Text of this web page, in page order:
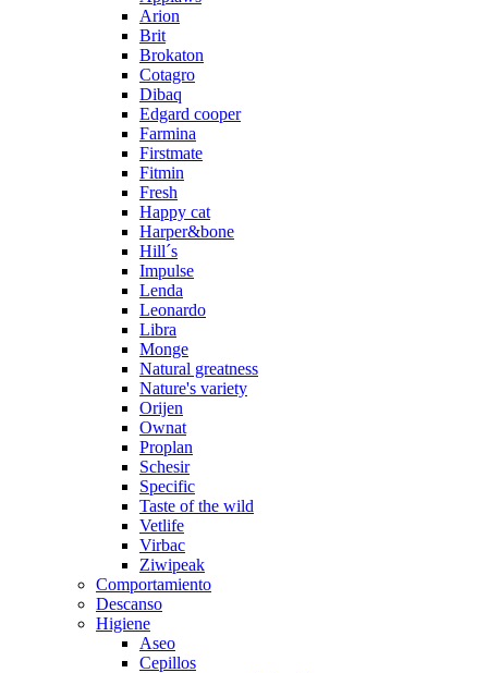
Arion
Brit
Brokaton
Cotagro
Dibaq
Edgard cooper
Farmina
Firstmate
Fitmin
Fresh
Happy cat
Harper&bone
Hill´s
Impulse
Lenda
Leonardo
Libra
Monge
Natural greatness
Nature's variety
Orijen
Ownat
Proplan
Schesir
Specific
Taste of the wild
Vetlife
Virbac
Ziwipeak
Comportamiento
Descanso
Higiene
Aseo
Cepillos